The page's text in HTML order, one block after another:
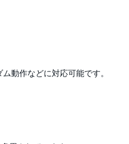
動作などに対応可能です。